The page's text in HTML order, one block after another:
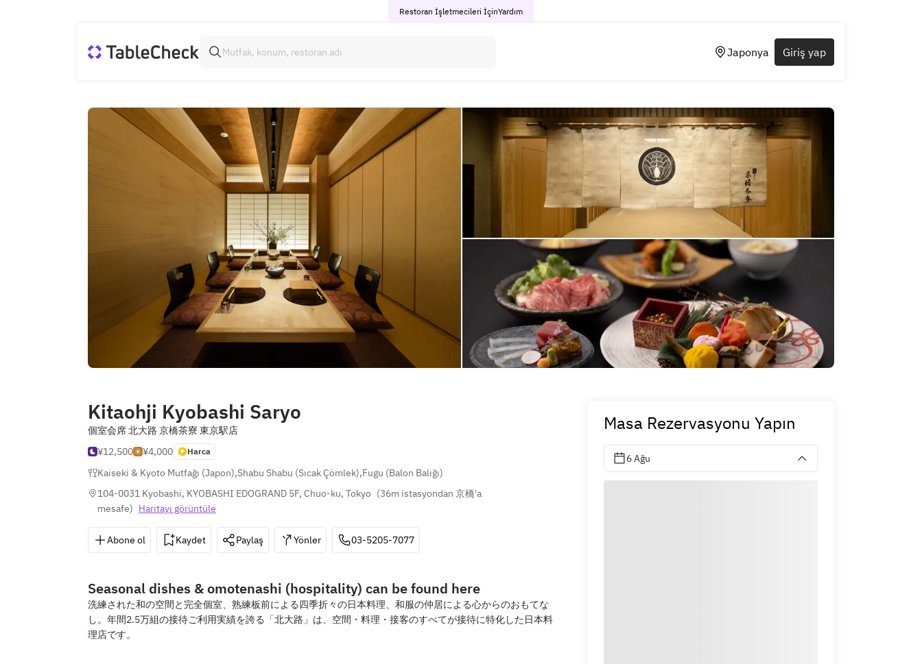
Restoran İşletmecileri İçinYardım
Japonya Giriş yap
Kitaohji Kyobashi Saryo
個室会席 北大路 京橋茶寮 東京駅店
¥12,500
¥4,000 Harca
Kaiseki & Kyoto Mutfağı (Japon),Shabu Shabu (Sıcak Çömlek),Fugu (Balon Balığı)
104-0031 Kyobashi, KYOBASHI EDOGRAND 5F, Chuo-ku, Tokyo (36m istasyondan 京橋'a
mesafe) Haritayı görüntüle
Abone ol Kaydet Paylaş Yönler 03-5205-7077
Seasonal dishes & omotenashi (hospitality) can be found here
洗練された和の空間と完全個室、熟練板前による四季折々の日本料理、和服の仲居による心からのおもてな
し。年間2.5万組の接待ご利用実績を誇る「北大路」は、空間・料理・接客のすべてが接待に特化した日本料
理店です。
Masa Rezervasyonu Yapın
6 Ağu